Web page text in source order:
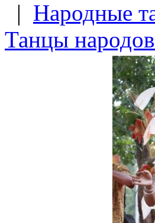
| Народные
Танцы